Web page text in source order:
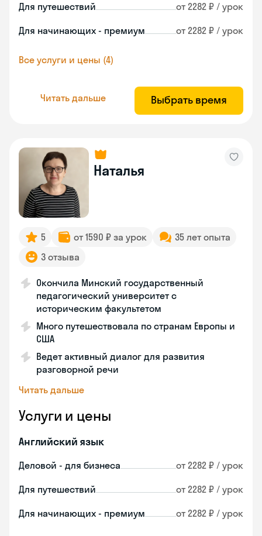
Для путешествий от 2282 ₽ / урок
Для начинающих - премиум от 2282 ₽ / урок
Все услуги и цены (4)
Читать дальше Выбрать время
Наталья
5 от 1590 ₽ за урок
35 лет опыта
3 отзыва
Окончила Минский государственный
педагогический университет с
историческим факультетом
Много путешествовала по странам Европы и
США
Ведет активный диалог для развития
разговорной речи
Читать дальше
Услуги и цены
Английский язык
Деловой - для бизнеса от 2282 ₽ / урок
Для путешествий от 2282 ₽ / урок
Для начинающих - премиум от 2282 ₽ / урок